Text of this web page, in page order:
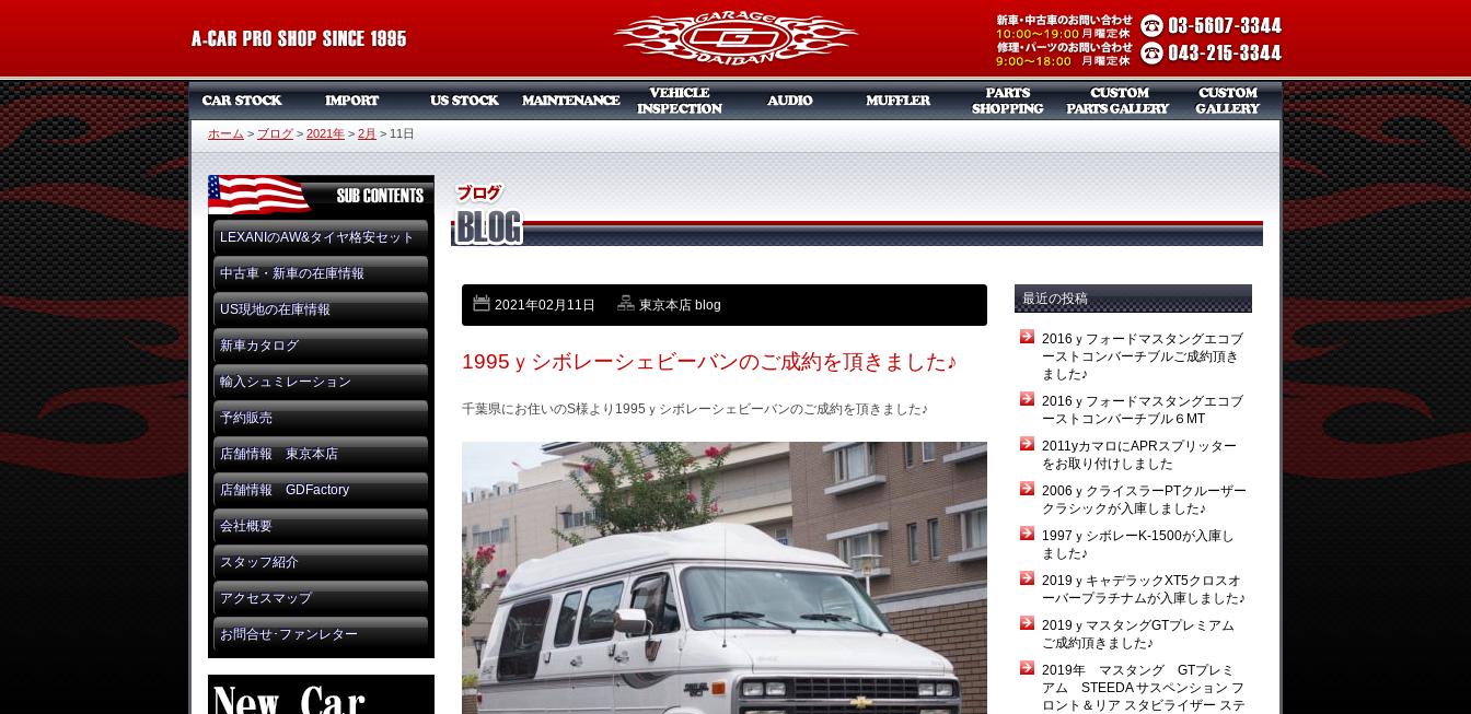
ホーム > ブログ > 2021年 > 2月 > 11日
LEXANIのAW&タイヤ格安セット
中古車・新車の在庫情報
US現地の在庫情報
新車カタログ
輸入シュミレーション
予約販売
店舗情報 東京本店
店舗情報 GDFactory
会社概要
スタッフ紹介
アクセスマップ
お問合せ･ファンレター
2021年02月11日 東京本店 blog
1995ｙシボレーシェビーバンのご成約を頂きました♪
千葉県にお住いのS様より1995ｙシボレーシェビーバンのご成約を頂きました♪
最近の投稿
2016ｙフォードマスタングエコブ
ーストコンバーチブルご成約頂き
ました♪
2016ｙフォードマスタングエコブ
ーストコンバーチブル６MT
2011yカマロにAPRスプリッター
をお取り付けしました
2006ｙクライスラーPTクルーザー
クラシックが入庫しました♪
1997ｙシボレーK-1500が入庫し
ました♪
2019ｙキャデラックXT5クロスオ
ーバープラチナムが入庫しました♪
2019ｙマスタングGTプレミアム
ご成約頂きました♪
2019年 マスタング GTプレミ
アム STEEDA サスペンション フ
ロント＆リア スタビライザー ステ